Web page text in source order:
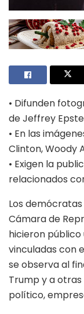
• Difunden
de Jeffrey
• En las
Clinton, Woody
• Exigen la
relacionados
Los
Cámara de
hicieron
vinculadas con
se observa al
Trump y a
político,